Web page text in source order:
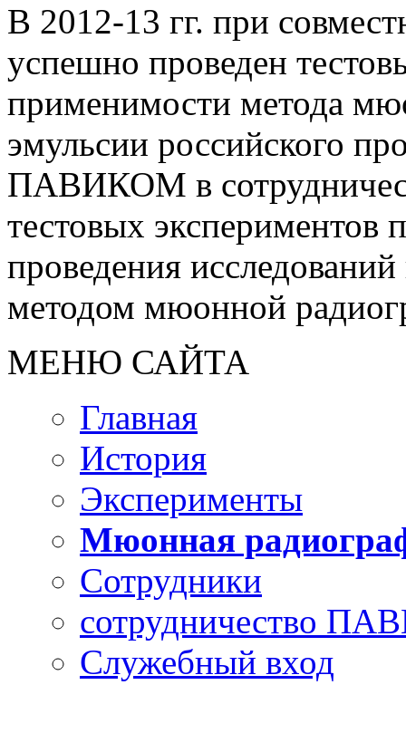
В 2012-13 гг. при
успешно проведен
применимости метода
эмульсии российского
ПАВИКОМ в
тестовых
проведения
методом мюонной
МЕНЮ САЙТА
Главная
История
Эксперименты
Мюонная
Сотрудники
сотрудничество
Cлужебный вход